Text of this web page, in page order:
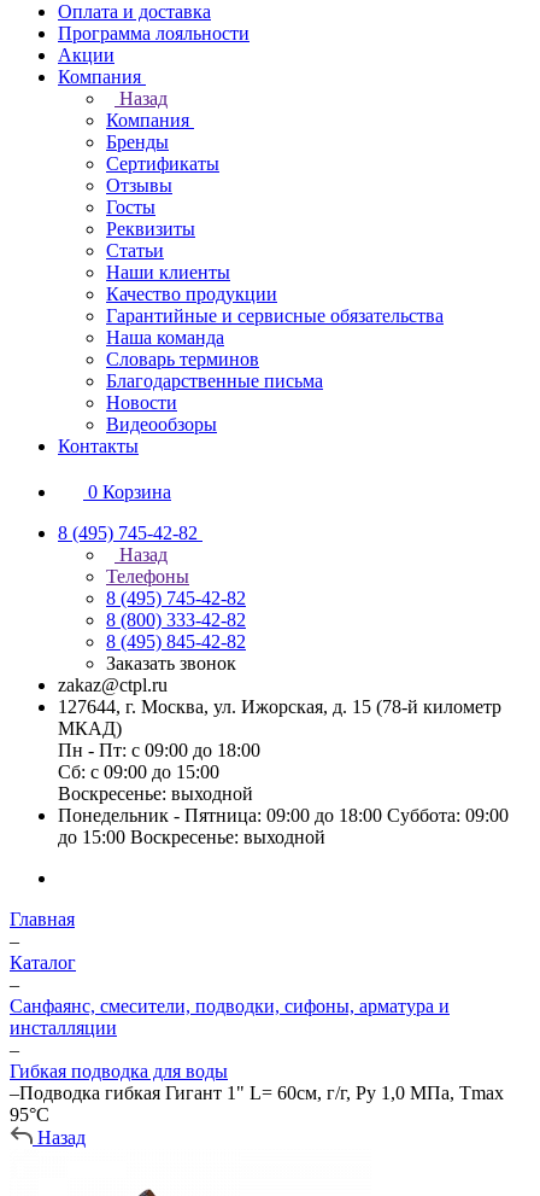
Оплата и доставка
Программа лояльности
Акции
Компания
Назад
Компания
Бренды
Сертификаты
Отзывы
Госты
Реквизиты
Статьи
Наши клиенты
Качество продукции
Гарантийные и сервисные обязательства
Наша команда
Словарь терминов
Благодарственные письма
Новости
Видеообзоры
Контакты
0 Корзина
8 (495) 745-42-82
Назад
Телефоны
8 (495) 745-42-82
8 (800) 333-42-82
8 (495) 845-42-82
Заказать звонок
zakaz@ctpl.ru
127644, г. Москва, ул. Ижорская, д. 15 (78-й километр
МКАД)
Пн - Пт: с 09:00 до 18:00
Сб: с 09:00 до 15:00
Воскресенье: выходной
Понедельник - Пятница: 09:00 до 18:00 Суббота: 09:00
до 15:00 Воскресенье: выходной
Главная
–
Каталог
–
Санфаянс, смесители, подводки, сифоны, арматура и
инсталляции
–
Гибкая подводка для воды
–Подводка гибкая Гигант 1" L= 60см, г/г, Ру 1,0 МПа, Тmax
95°С
Назад